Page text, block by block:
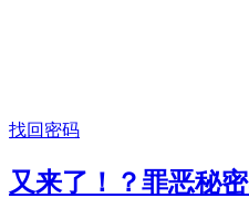
找回密码
又来了！？罪恶秘